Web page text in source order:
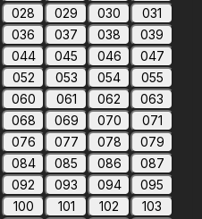
028 029 030
031
036 037 038
039
044 045 046
047
052 053 054
055
060 061 062
063
068 069 070
071
076 077 078
079
084 085 086
087
092 093 094
095
100 101 102
103